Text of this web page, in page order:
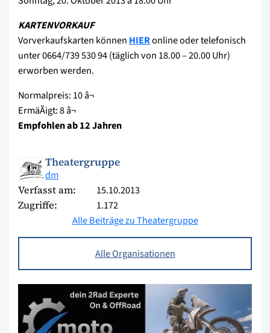
KARTENVORKAUF
Vorverkaufskarten können HIERonline oder telefonisch
unter 0664/739 530 94 (täglich von 18.00 – 20.00 Uhr)
erworben werden.
Normalpreis: 10 â¬
ErmäÃigt: 8 â¬
Empfohlen ab 12 Jahren
Theatergruppe
dm
Verfasst am: 15.10.2013
Zugriffe:
1.172
Alle Beiträge zu Theatergruppe
Alle Organisationen